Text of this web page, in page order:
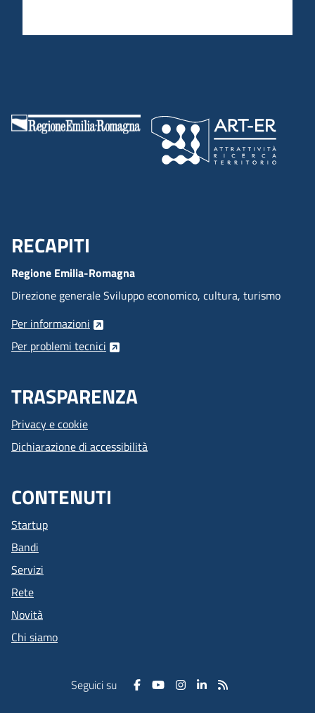
Menu Footer
RECAPITI
Regione Emilia-Romagna
Direzione generale Sviluppo economico, cultura, turismo
Per informazioni
Per problemi tecnici
TRASPARENZA
Privacy e cookie
Dichiarazione di accessibilità
CONTENUTI
Startup
Bandi
Servizi
Rete
Novità
Chi siamo
Seguici su